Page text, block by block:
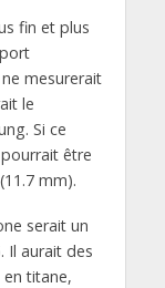
fin et plus
mesurerait
le
Si ce
être
mm).
serait un
Il aurait des
titane,